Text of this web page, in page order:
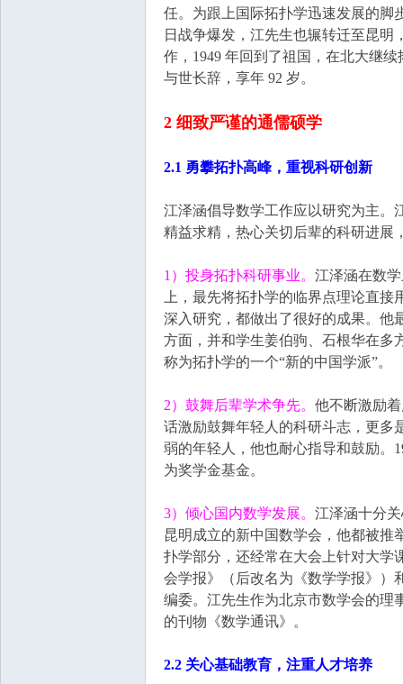
任。为跟上国际拓扑学迅速发展的脚
日战争爆发，江先生也辗转迁至昆明
作，1949 年回到了祖国，在北大继
与世长辞，享年 92 岁。
2 细致严谨的通儒硕学
2.1 勇攀拓扑高峰，重视科研创新
江泽涵倡导数学工作应以研究为主。
精益求精，热心关切后辈的科研进展
1）投身拓扑科研事业。 江泽涵在数
上，最先将拓扑学的临界点理论直
深入研究，都做出了很好的成果。
方面，并和学生姜伯驹、石根华在多
称为拓扑学的一个“新的中国学派”。
2）鼓舞后辈学术争先。 他不断激励
话激励鼓舞年轻人的科研斗志，更多
弱的年轻人，他也耐心指导和鼓励。
为奖学金基金。
3）倾心国内数学发展。 江泽涵十分
昆明成立的新中国数学会，他都被推
扑学部分，还经常在大会上针对大学
会学报》（后改名为《数学学报》）
编委。江先生作为北京市数学会的理
的刊物《数学通讯》。
2.2 关心基础教育，注重人才培养